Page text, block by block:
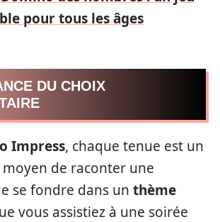
pour tous les âges
DU CHOIX
Impress, chaque tenue est un
moyen de raconter une
se fondre dans un thème
vous assistiez à une soirée